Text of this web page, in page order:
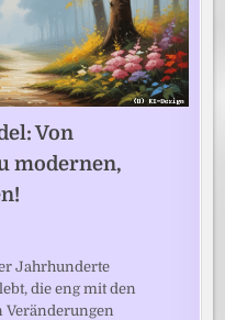
Von
modernen,
Jahrhunderte
die eng mit den